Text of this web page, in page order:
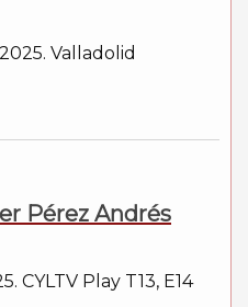
Valladolid
Pérez Andrés
CYLTV Play T13, E14